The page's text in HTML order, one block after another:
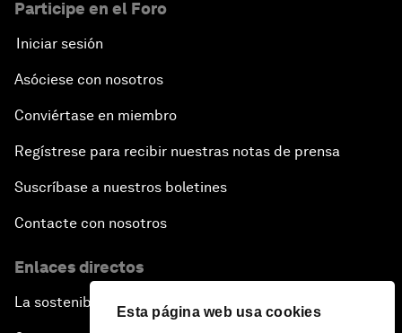
Esta página web usa cookies
Participe en el Foro
Iniciar sesión
Asóciese con nosotros
Conviértase en miembro
Regístrese para recibir nuestras notas de prensa
Suscríbase a nuestros boletines
Contacte con nosotros
Enlaces directos
La sostenibilidad en el Foro